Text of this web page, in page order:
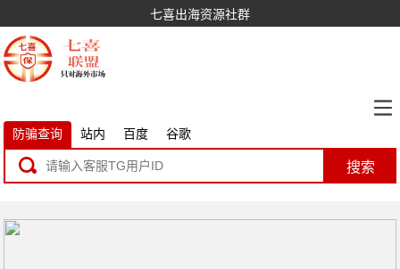
七喜出海资源社群
防骗查询 站内 百度 谷歌
搜索